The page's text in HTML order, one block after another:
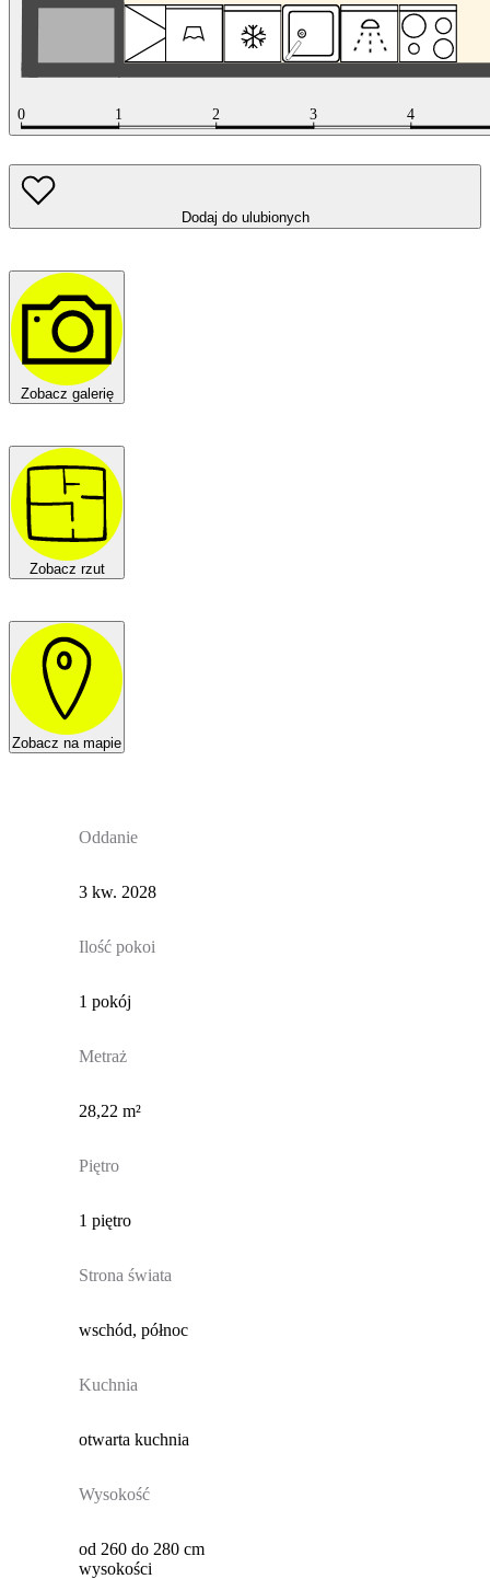
Dodaj do ulubionych
Zobacz galerię
Zobacz rzut
Zobacz na mapie
Oddanie
3 kw. 2028
Ilość pokoi
1 pokój
Metraż
28,22 m²
Piętro
1 piętro
Strona świata
wschód, północ
Kuchnia
otwarta kuchnia
Wysokość
od 260 do 280 cm
wysokości